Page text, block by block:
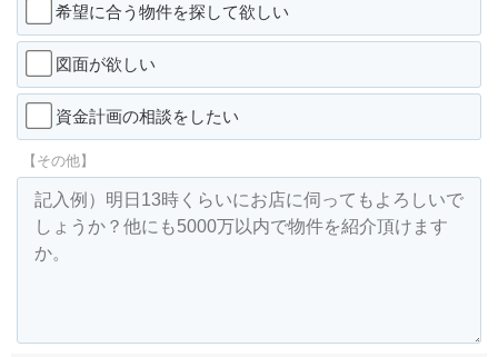
希望に合う物件を探して欲しい
図面が欲しい
資金計画の相談をしたい
【その他】